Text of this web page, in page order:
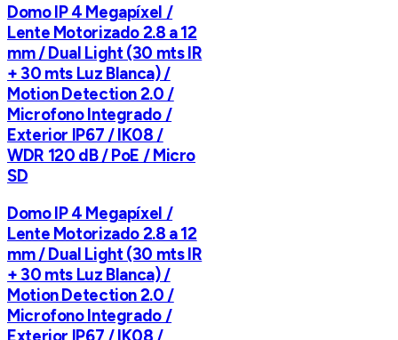
Domo IP 4 Megapíxel /
Lente Motorizado 2.8 a 12
mm / Dual Light (30 mts IR
+ 30 mts Luz Blanca) /
Motion Detection 2.0 /
Microfono Integrado /
Exterior IP67 / IK08 /
WDR 120 dB / PoE / Micro
SD
Domo IP 4 Megapíxel /
Lente Motorizado 2.8 a 12
mm / Dual Light (30 mts IR
+ 30 mts Luz Blanca) /
Motion Detection 2.0 /
Microfono Integrado /
Exterior IP67 / IK08 /